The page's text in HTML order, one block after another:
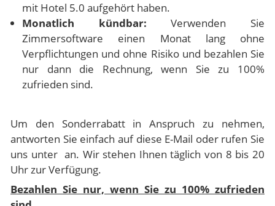
mit Hotel 5.0 aufgehört haben.
Monatlich kündbar:Verwenden Sie
Zimmersoftware einen Monat lang ohne
Verpflichtungen und ohne Risiko und bezahlen Sie
nur dann die Rechnung, wenn Sie zu 100%
zufrieden sind.
Um den Sonderrabatt in Anspruch zu nehmen,
antworten Sie einfach auf diese E-Mail oder rufen Sie
uns unter an. Wir stehen Ihnen täglich von 8 bis 20
Uhr zur Verfügung.
Bezahlen Sie nur, wenn Sie zu 100% zufrieden